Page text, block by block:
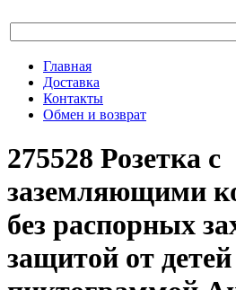
Главная
Доставка
Контакты
Обмен и возврат
275528 Розетка с
заземляющими
без распорных
защитой от